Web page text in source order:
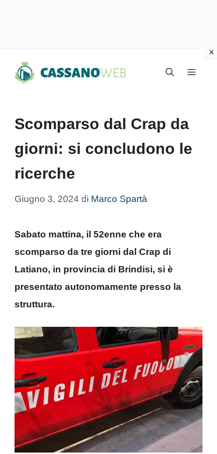
Menu
Scomparso dal Crap da
giorni: si concludono le
ricerche
Giugno 3, 2024 di Marco Spartà
Sabato mattina, il 52enne che era
scomparso da tre giorni dal Crap di
Latiano, in provincia di Brindisi, si è
presentato autonomamente presso la
struttura.